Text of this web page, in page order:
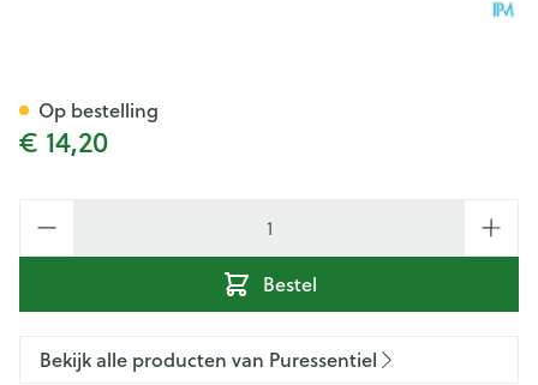
€ 14,20
Bestel
Op bestelling
Bekijk alle producten van Puressentiel